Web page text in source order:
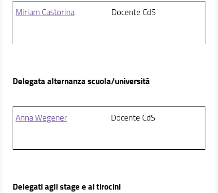
Miriam Castorina Docente CdS
Delegata alternanza scuola/università
Anna Wegener Docente CdS
Delegati agli stage e ai tirocini